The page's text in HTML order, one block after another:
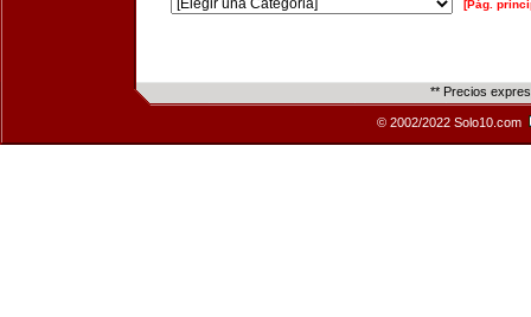
[Pág.
** Precios
© 2002/2022 Solo10.com